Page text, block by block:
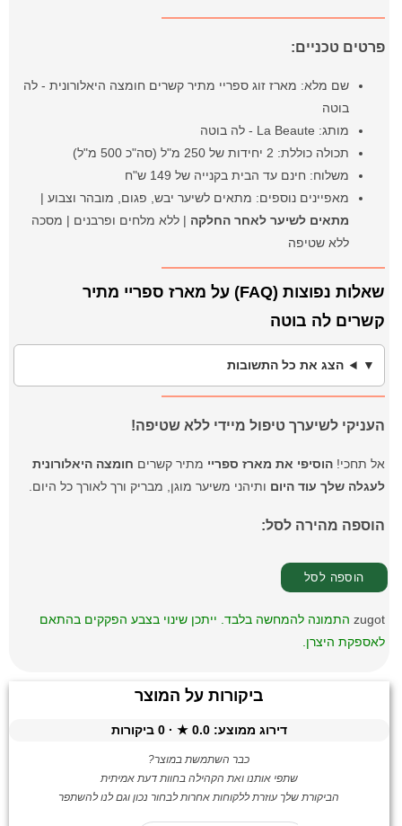
פרטים טכניים:
שם מלא: מארז זוג ספריי מתיר קשרים חומצה היאלורונית - לה
בוטה
מותג: La Beaute - לה בוטה
תכולה כוללת: 2 יחידות של 250 מ"ל (סה"כ 500 מ"ל)
משלוח: חינם עד הבית בקנייה של 149 ש"ח
מאפיינים נוספים: מתאים לשיער יבש, פגום, מובהר וצבוע |
מתאים לשיער לאחר החלקה | ללא מלחים ופרבנים | מסכה
ללא שטיפה
שאלות נפוצות (FAQ) על מארז ספריי מתיר
קשרים לה בוטה
הצג את כל התשובות
העניקי לשיערך טיפול מיידי ללא שטיפה!
אל תחכי!הוסיפי את מארז ספריי מתיר קשרים חומצה היאלורונית
לעגלה שלך עוד היום ותיהני משיער מוגן, מבריק ורך לאורך כל היום.
הוספה מהירה לסל:
zugot התמונה להמחשה בלבד. ייתכן שינוי בצבע הפקקים בהתאם
לאספקת היצרן.
ביקורות על המוצר
דירוג ממוצע:0.0
★ ·
0 ביקורות
כבר השתמשת במוצר?
שתפי אותנו ואת הקהילה בחוות דעת אמיתית
הביקורת שלך עוזרת ללקוחות אחרות לבחור נכון וגם לנו להשתפר